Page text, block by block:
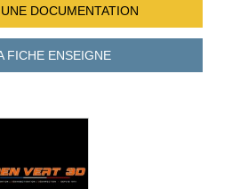
DOCUMENTATION
FICHEENSEIGNE